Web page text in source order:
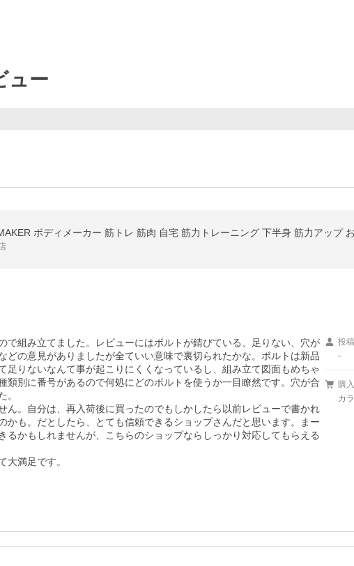
ュー
ボディメーカー 筋トレ 筋肉 自宅 筋力トレーニング 下半身 筋力アップ
で組み立てました。レビューにはボルトが錆びている、足りない、穴が
どの意見がありましたが全ていい意味で裏切られたかな。ボルトは新品
足りないなんて事が起こりにくくなっているし、組み立て図面もめちゃ
類別に番号があるので何処にどのボルトを使うか一目瞭然です。穴が合
。
ん。自分は、再入荷後に買ったのでもしかしたら以前レビューで書かれ
かも。だとしたら、とても信頼できるショップさんだと思います。まー
るかもしれませんが、こちらのショップならしっかり対応してもらえる
大満足です。
投
-
購
カ